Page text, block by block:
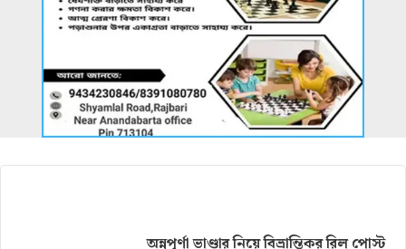
অন্নপূর্ণা ভাণ্ডার নিয়ে বিভ্রান্তিকর রিল পোস্ট